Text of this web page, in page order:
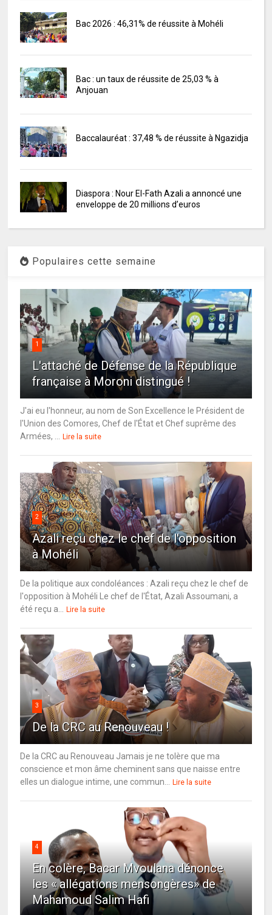
Bac 2026 : 46,31% de réussite à Mohéli
Bac : un taux de réussite de 25,03 % à
Anjouan
Baccalauréat : 37,48 % de réussite à Ngazidja
Diaspora : Nour El-Fath Azali a annoncé une
enveloppe de 20 millions d’euros
Populaires cette semaine
1
L'attaché de Défense de la République
française à Moroni distingué !
J'ai eu l'honneur, au nom de Son Excellence le Président de
l'Union des Comores, Chef de l'État et Chef suprême des
Armées, ...
Lire la suite
2
Azali reçu chez le chef de l'opposition
à Mohéli
De la politique aux condoléances : Azali reçu chez le chef de
l'opposition à Mohéli Le chef de l'État, Azali Assoumani, a
été reçu a...
Lire la suite
3
De la CRC au Renouveau !
De la CRC au Renouveau Jamais je ne tolère que ma
conscience et mon âme cheminent sans que naisse entre
elles un dialogue intime, une commun...
Lire la suite
4
En colère, Bacar Mvoulana dénonce
les « allégations mensongères» de
Mahamoud Salim Hafi